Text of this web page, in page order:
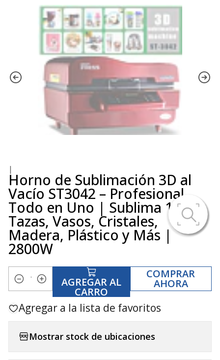
|
Horno de Sublimación 3D al
Vacío ST3042 – Profesional
Todo en Uno | Sublima 12
Tazas, Vasos, Cristales,
Madera, Plástico y Más |
2800W
Cantidad AGREGAR AL
CARRO
COMPRAR
AHORA
Agregar a la lista de favoritos
Mostrar stock de ubicaciones